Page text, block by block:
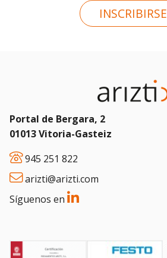
INSCRIBIRSE
Portal de Bergara, 2
01013 Vitoria-Gasteiz
945 251 822
arizti@arizti.com
Síguenos en